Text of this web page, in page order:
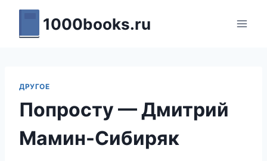
Перейти
содержимому
1000books.ru
ДРУГОЕ
Попросту — Дмитрий
Мамин-Сибиряк